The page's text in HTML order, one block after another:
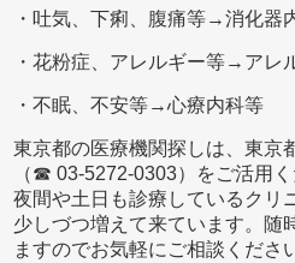
・吐気、下痢、腹痛等→消化器
・花粉症、アレルギー等→アレ
・不眠、不安等→心療内科等
東京都の医療機関探しは、東京
（☎ 03-5272-0303）をご活用
夜間や土日も診療しているクリ
少しづつ増えて来ています。随
ますのでお気軽にご相談くださ